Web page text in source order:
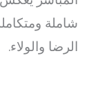
شاملة
الرضا والولاء.